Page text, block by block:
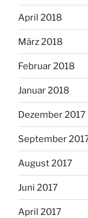
April 2018
März 2018
Februar 2018
Januar 2018
Dezember 2017
September
August 2017
Juni 2017
April 2017